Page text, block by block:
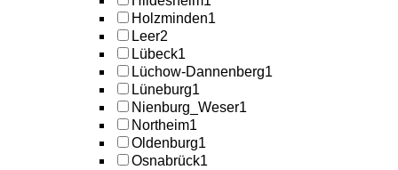
Holzminden1
Leer2
Lübeck1
Lüchow-Dannenberg1
Lüneburg1
Nienburg_Weser1
Northeim1
Oldenburg1
Osnabrück1